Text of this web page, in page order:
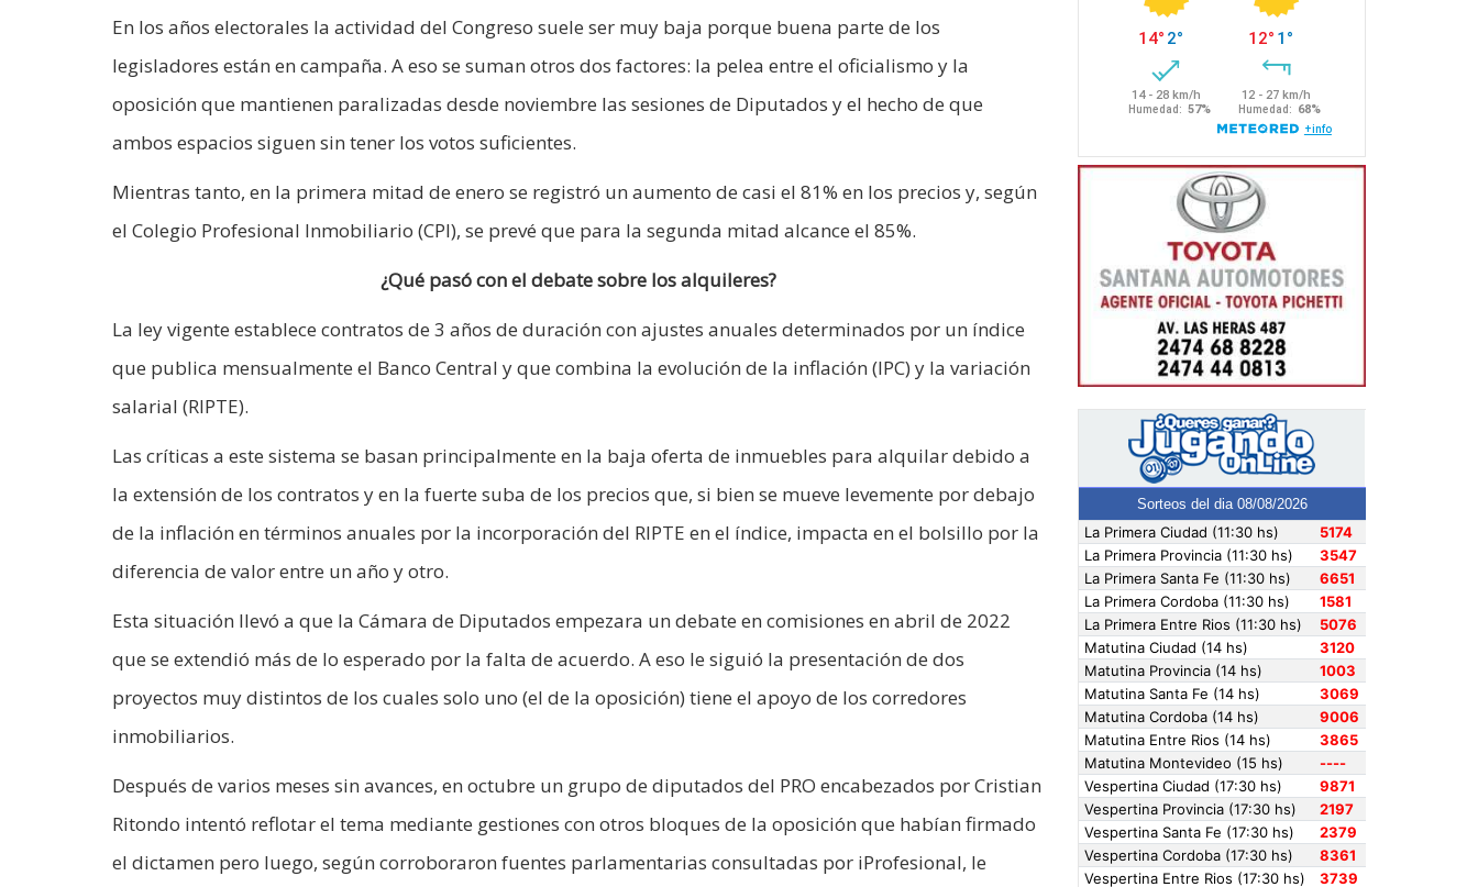
En los años electorales la actividad del Congreso suele ser muy baja porque buena parte de los
legisladores están en campaña. A eso se suman otros dos factores: la pelea entre el oficialismo y la
oposición que mantienen paralizadas desde noviembre las sesiones de Diputados y el hecho de que
ambos espacios siguen sin tener los votos suficientes.
Mientras tanto, en la primera mitad de enero se registró un aumento de casi el 81% en los precios y, según
el Colegio Profesional Inmobiliario (CPI), se prevé que para la segunda mitad alcance el 85%.
¿Qué pasó con el debate sobre los alquileres?
La ley vigente establece contratos de 3 años de duración con ajustes anuales determinados por un índice
que publica mensualmente el Banco Central y que combina la evolución de la inflación (IPC) y la variación
salarial (RIPTE).
Las críticas a este sistema se basan principalmente en la baja oferta de inmuebles para alquilar debido a
la extensión de los contratos y en la fuerte suba de los precios que, si bien se mueve levemente por debajo
de la inflación en términos anuales por la incorporación del RIPTE en el índice, impacta en el bolsillo por la
diferencia de valor entre un año y otro.
Esta situación llevó a que la Cámara de Diputados empezara un debate en comisiones en abril de 2022
que se extendió más de lo esperado por la falta de acuerdo. A eso le siguió la presentación de dos
proyectos muy distintos de los cuales solo uno (el de la oposición) tiene el apoyo de los corredores
inmobiliarios.
Después de varios meses sin avances, en octubre un grupo de diputados del PRO encabezados por Cristian
Ritondo intentó reflotar el tema mediante gestiones con otros bloques de la oposición que habían firmado
el dictamen pero luego, según corroboraron fuentes parlamentarias consultadas por iProfesional, le